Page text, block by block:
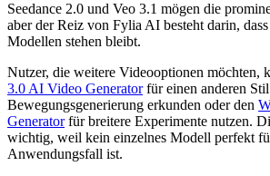
Seedance 2.0 und Veo 3.1 mögen die
aber der Reiz von Fylia AI besteht darin,
Modellen stehen bleibt.
Nutzer, die weitere Videooptionen möchten,
3.0 AI Video Generatorfür einen anderen
Bewegungsgenerierung erkunden oder den
Generatorfür breitere Experimente nutzen.
wichtig, weil kein einzelnes Modell perfekt
Anwendungsfall ist.